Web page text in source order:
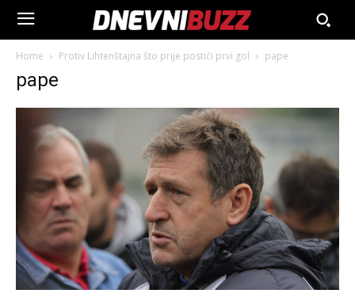
Home Protiv Lihtenštajna što prije postići prvi gol pape
pape